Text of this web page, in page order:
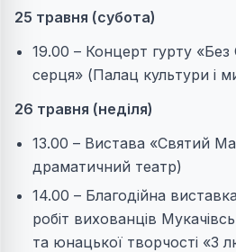
25 травня (субота)
19.00 – Концерт гурту
серця» (Палац культури і
26 травня (неділя)
13.00 – Вистава «Святий
драматичний театр)
14.00 – Благодійна
робіт вихованців
та юнацької творчості «З